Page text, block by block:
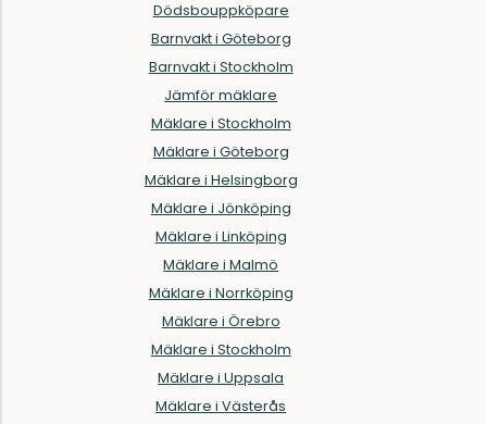
Dödsbouppköpare
Barnvakt i Göteborg
Barnvakt i Stockholm
Jämför mäklare
Mäklare i Stockholm
Mäklare i Göteborg
Mäklare i Helsingborg
Mäklare i Jönköping
Mäklare i Linköping
Mäklare i Malmö
Mäklare i Norrköping
Mäklare i Örebro
Mäklare i Stockholm
Mäklare i Uppsala
Mäklare i Västerås